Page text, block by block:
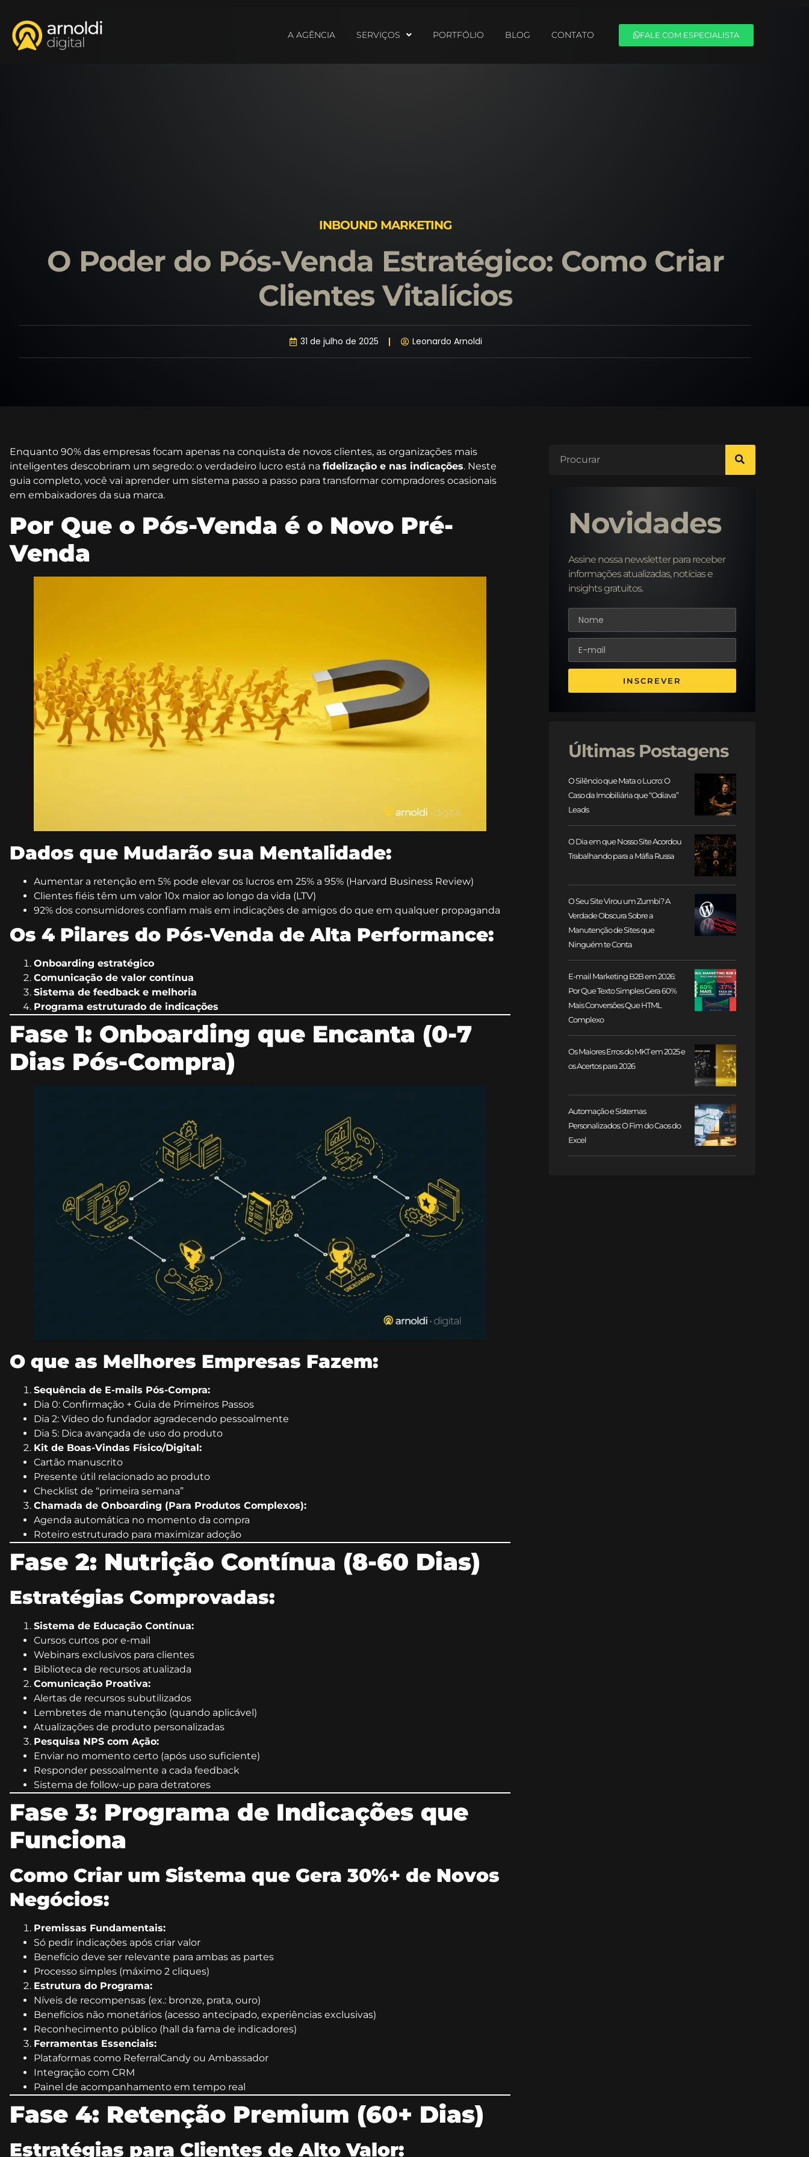
A AGÊNCIA SERVIÇOS PORTFÓLIO BLOG CONTATO FALE COM ESPECIALISTA
INBOUND MARKETING
O Poder do Pós-Venda Estratégico: Como Criar
Clientes Vitalícios
31 de julho de 2025 Leonardo Arnoldi
Enquanto 90% das empresas focam apenas na conquista de novos clientes, as organizações mais
inteligentes descobriram um segredo: o verdadeiro lucro está na fidelização e nas indicações. Neste
guia completo, você vai aprender um sistema passo a passo para transformar compradores ocasionais
em embaixadores da sua marca.
Por Que o Pós-Venda é o Novo Pré-
Venda
Dados que Mudarão sua Mentalidade:
Aumentar a retenção em 5% pode elevar os lucros em 25% a 95% (Harvard Business Review)
Clientes fiéis têm um valor 10x maior ao longo da vida (LTV)
92% dos consumidores confiam mais em indicações de amigos do que em qualquer propaganda
Os 4 Pilares do Pós-Venda de Alta Performance:
Onboarding estratégico
Comunicação de valor contínua
Sistema de feedback e melhoria
Programa estruturado de indicações
Fase 1: Onboarding que Encanta (0-7
Dias Pós-Compra)
O que as Melhores Empresas Fazem:
Sequência de E-mails Pós-Compra:
Dia 0: Confirmação + Guia de Primeiros Passos
Dia 2: Vídeo do fundador agradecendo pessoalmente
Dia 5: Dica avançada de uso do produto
Kit de Boas-Vindas Físico/Digital:
Cartão manuscrito
Presente útil relacionado ao produto
Checklist de “primeira semana”
Chamada de Onboarding (Para Produtos Complexos):
Agenda automática no momento da compra
Roteiro estruturado para maximizar adoção
Fase 2: Nutrição Contínua (8-60 Dias)
Estratégias Comprovadas:
Sistema de Educação Contínua:
Cursos curtos por e-mail
Webinars exclusivos para clientes
Biblioteca de recursos atualizada
Comunicação Proativa:
Alertas de recursos subutilizados
Lembretes de manutenção (quando aplicável)
Atualizações de produto personalizadas
Pesquisa NPS com Ação:
Enviar no momento certo (após uso suficiente)
Responder pessoalmente a cada feedback
Sistema de follow-up para detratores
Fase 3: Programa de Indicações que
Funciona
Como Criar um Sistema que Gera 30%+ de Novos
Negócios:
Premissas Fundamentais:
Só pedir indicações após criar valor
Benefício deve ser relevante para ambas as partes
Processo simples (máximo 2 cliques)
Estrutura do Programa:
Níveis de recompensas (ex.: bronze, prata, ouro)
Benefícios não monetários (acesso antecipado, experiências exclusivas)
Reconhecimento público (hall da fama de indicadores)
Ferramentas Essenciais:
Plataformas como ReferralCandy ou Ambassador
Integração com CRM
Painel de acompanhamento em tempo real
Fase 4: Retenção Premium (60+ Dias)
Estratégias para Clientes de Alto Valor:
Novidades
Assine nossa newsletter para receber
informações atualizadas, notícias e
insights gratuitos.
INSCREVER
Últimas Postagens
O Silêncio que Mata o Lucro: O
Caso da Imobiliária que “Odiava”
Leads
O Dia em que Nosso Site Acordou
Trabalhando para a Máfia Russa
O Seu Site Virou um Zumbi? A
Verdade Obscura Sobre a
Manutenção de Sites que
Ninguém te Conta
E-mail Marketing B2B em 2026:
Por Que Texto Simples Gera 60%
Mais Conversões Que HTML
Complexo
Os Maiores Erros do MKT em 2025 e
os Acertos para 2026
Automação e Sistemas
Personalizados: O Fim do Caos do
Excel